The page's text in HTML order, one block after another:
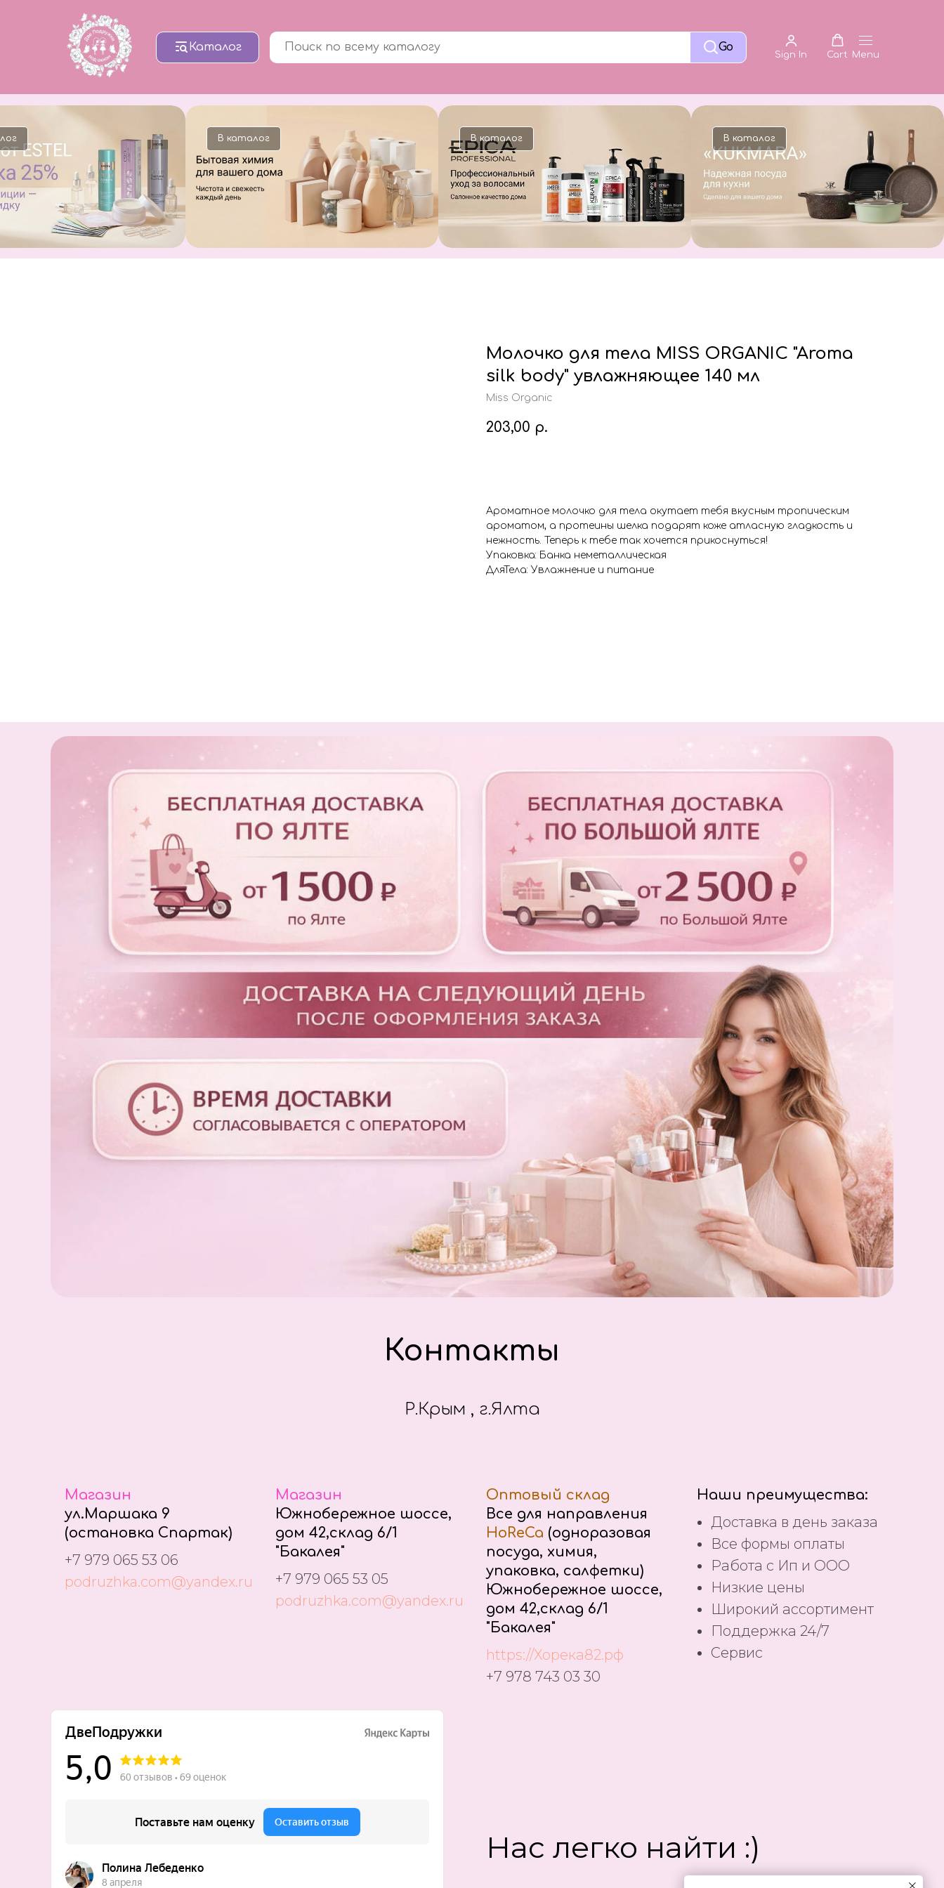
Каталог Go
Sign In Cart Menu
В каталог В каталог
Молочко для тела MISS ORGANIC "Aroma
silk body" увлажняющее 140 мл
Miss Organic
203,00 р.
Ароматное молочко для тела окутает тебя вкусным тропическим
ароматом, а протеины шелка подарят коже атласную гладкость и
нежность. Теперь к тебе так хочется прикоснуться!
Упаковка: Банка неметаллическая
ДляТела: Увлажнение и питание
Контакты
Р.Крым , г.Ялта
Магазин
ул.Маршака 9
(остановка Спартак)
+7 979 065 53 06
podruzhka.com@yandex.ru
Магазин
Южнобережное шоссе,
дом 42,склад 6/1
"Бакалея"
+7 979 065 53 05
podruzhka.com@yandex.ru
Оптовый склад
Все для направления
HoReCa (одноразовая
посуда, химия,
упаковка, салфетки)
Южнобережное шоссе,
дом 42,склад 6/1
"Бакалея"
https://Хорека82.рф
+7 978 743 03 30
Наши преимущества:
Доставка в день заказа
Все формы оплаты
Работа с Ип и ООО
Низкие цены
Широкий ассортимент
Поддержка 24/7
Сервис
Нас легко найти :)